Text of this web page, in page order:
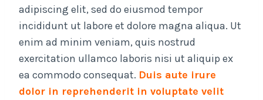
adipiscing elit, sed do eiusmod tempor
incididunt ut labore et dolore magna aliqua. Ut
enim ad minim veniam, quis nostrud
exercitation ullamco laboris nisi ut aliquip ex
ea commodo consequat. Duis aute irure
dolor in reprehenderit in voluptate velit